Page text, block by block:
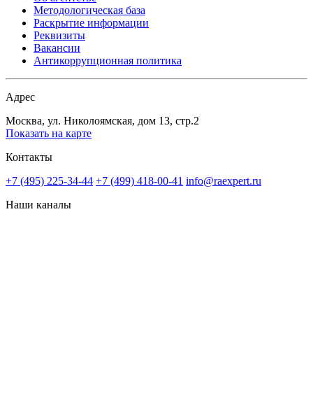
Методологическая база
Раскрытие информации
Реквизиты
Вакансии
Антикоррупционная политика
Адрес
Москва, ул. Николоямская, дом 13, стр.2
Показать на карте
Контакты
+7 (495) 225-34-44 +7 (499) 418-00-41 info@raexpert.ru
Наши каналы